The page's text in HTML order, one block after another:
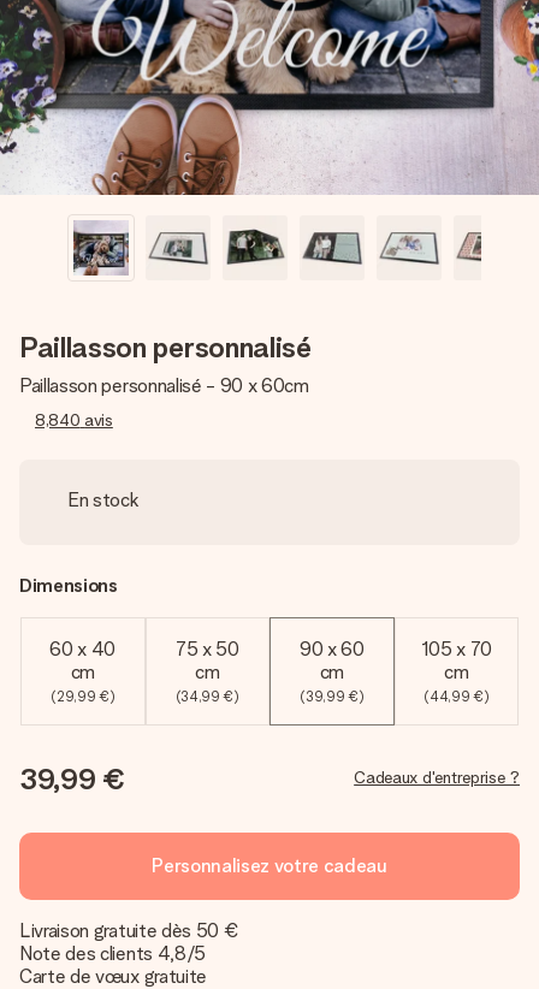
Créez quelque chose d’unique en quelques étapes – avec
son prénom, votre photo ou un message qui touche le cœur.
Sans complications, juste tout l’amour pour le moment idéal.
Paillasson personnalisé
Paillasson personnalisé - 90 x 60cm
8,840 avis
En stock
Dimensions
60 x 40
cm
(29,99 €)
75 x 50
cm
(34,99 €)
90 x 60
cm
(39,99 €)
105 x 70
cm
(44,99 €)
39,99 € Cadeaux d'entreprise ?
Personnalisez votre cadeau
Livraison gratuite dès 50 €
Note des clients 4,8/5
Carte de vœux gratuite